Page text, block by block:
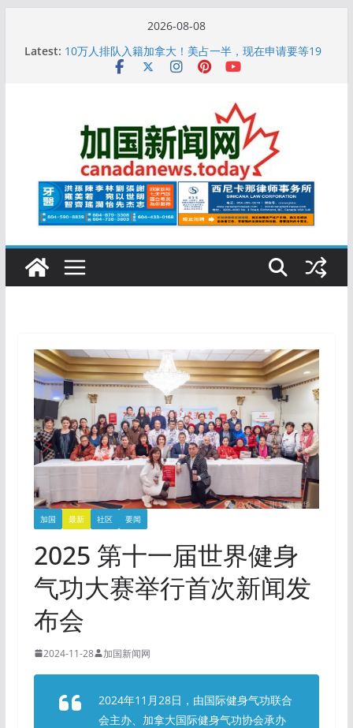
2026-08-08
Latest: 10万人排队入籍加拿大！美占一半，现在申请要等19
安省16岁少女当街遭围殴, 打成脑震荡! 大批人起哄拍
特鲁多半裸与水果姐海滩激吻! 热恋一年感情持续升温
更多名校恢复SAT 考试，新学年大学申请开跑7个大不
加国 最新 社区 要闻
2025 第十一届世界健身
气功大赛举行首次新闻发
布会
2024-11-28 加国新闻网
2024年11月28日，由国际健身气功联合
会主办、加拿大国际健身气功协会承办